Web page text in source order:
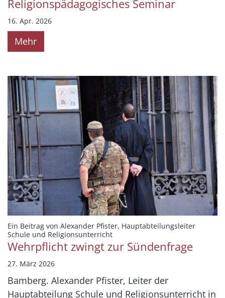
Religionspädagogisches Seminar
16. Apr. 2026
Mehr
Ein Beitrag von Alexander Pfister, Hauptabteilungsleiter
Schule und Religionsunterricht:
Wehrpflicht zwingt zur Sündenfrage
27. März 2026
Bamberg. Alexander Pfister, Leiter der
Hauptabteilung Schule und Religionsunterricht in